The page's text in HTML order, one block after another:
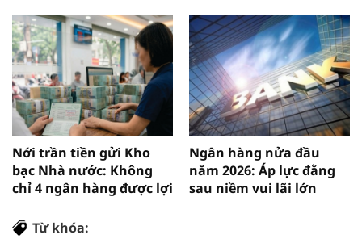
Nới trần tiền gửi Kho
bạc Nhà nước: Không
chỉ 4 ngân hàng được lợi
Ngân hàng nửa đầu
năm 2026: Áp lực đằng
sau niềm vui lãi lớn
Từ khóa: